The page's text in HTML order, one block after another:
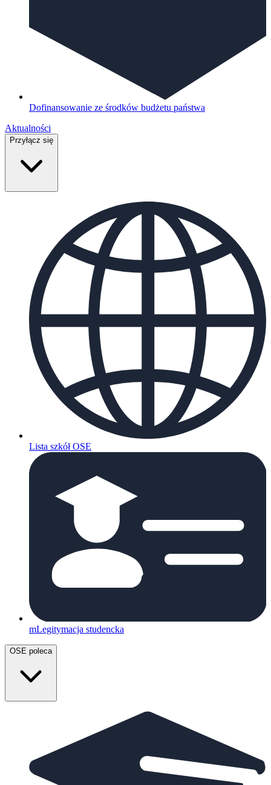
Dofinansowanie ze środków budżetu państwa
Aktualności
Przyłącz się
Lista szkół OSE
mLegitymacja studencka
OSE poleca